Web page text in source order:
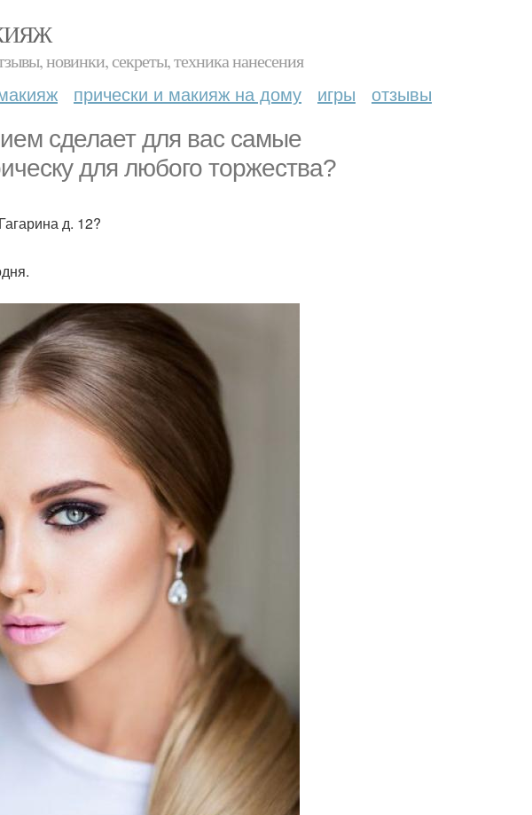
новинки, секреты, техника нанесения
прически и макияж на дому игры отзывы
сделает для вас самые
для любого торжества?
д. 12?